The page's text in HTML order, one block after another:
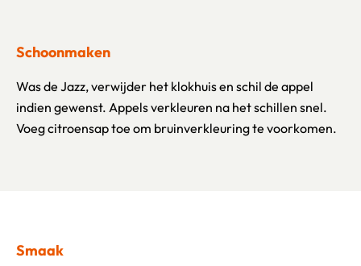
Schoonmaken
Was de Jazz, verwijder het klokhuis en schil de appel
indien gewenst. Appels verkleuren na het schillen snel.
Voeg citroensap toe om bruinverkleuring te voorkomen.
Smaak